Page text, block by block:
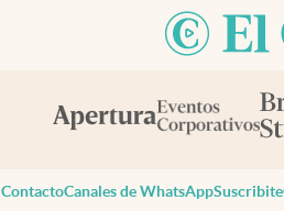
ContactoCanales de WhatsAppSuscribite